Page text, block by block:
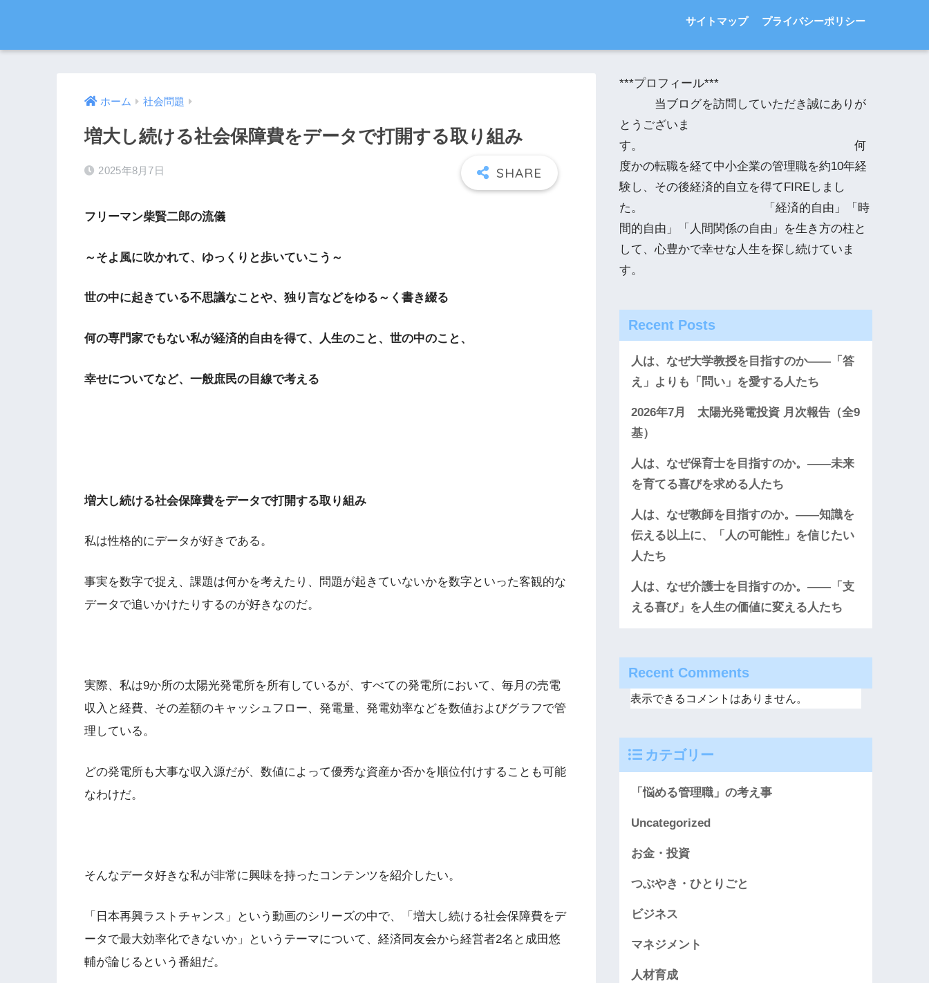
サイトマップ プライバシーポリシー
ホーム 社会問題
増大し続ける社会保障費をデータで打開する取り組み
2025年8月7日
フリーマン柴賢二郎の流儀
～そよ風に吹かれて、ゆっくりと歩いていこう～
世の中に起きている不思議なことや、独り言などをゆる～く書き綴る
何の専門家でもない私が経済的自由を得て、人生のこと、世の中のこと、
幸せについてなど、一般庶民の目線で考える
増大し続ける社会保障費をデータで打開する取り組み
私は性格的にデータが好きである。
事実を数字で捉え、課題は何かを考えたり、問題が起きていないかを数字といった客観的な
データで追いかけたりするのが好きなのだ。
実際、私は9か所の太陽光発電所を所有しているが、すべての発電所において、毎月の売電
収入と経費、その差額のキャッシュフロー、発電量、発電効率などを数値およびグラフで管
理している。
どの発電所も大事な収入源だが、数値によって優秀な資産か否かを順位付けすることも可能
なわけだ。
そんなデータ好きな私が非常に興味を持ったコンテンツを紹介したい。
「日本再興ラストチャンス」という動画のシリーズの中で、「増大し続ける社会保障費をデ
ータで最大効率化できないか」というテーマについて、経済同友会から経営者2名と成田悠
輔が論じるという番組だ。
***プロフィール***
当ブログを訪問していただき誠にありが
とうございま
す。 何
度かの転職を経て中小企業の管理職を約10年経
験し、その後経済的自立を得てFIREしまし
た。 「経済的自由」「時
間的自由」「人間関係の自由」を生き方の柱と
して、心豊かで幸せな人生を探し続けていま
す。
Recent Posts
人は、なぜ大学教授を目指すのか――「答
え」よりも「問い」を愛する人たち
2026年7月 太陽光発電投資 月次報告（全9
基）
人は、なぜ保育士を目指すのか。――未来
を育てる喜びを求める人たち
人は、なぜ教師を目指すのか。――知識を
伝える以上に、「人の可能性」を信じたい
人たち
人は、なぜ介護士を目指すのか。――「支
える喜び」を人生の価値に変える人たち
Recent Comments
表示できるコメントはありません。
カテゴリー
「悩める管理職」の考え事
Uncategorized
お金・投資
つぶやき・ひとりごと
ビジネス
マネジメント
人材育成